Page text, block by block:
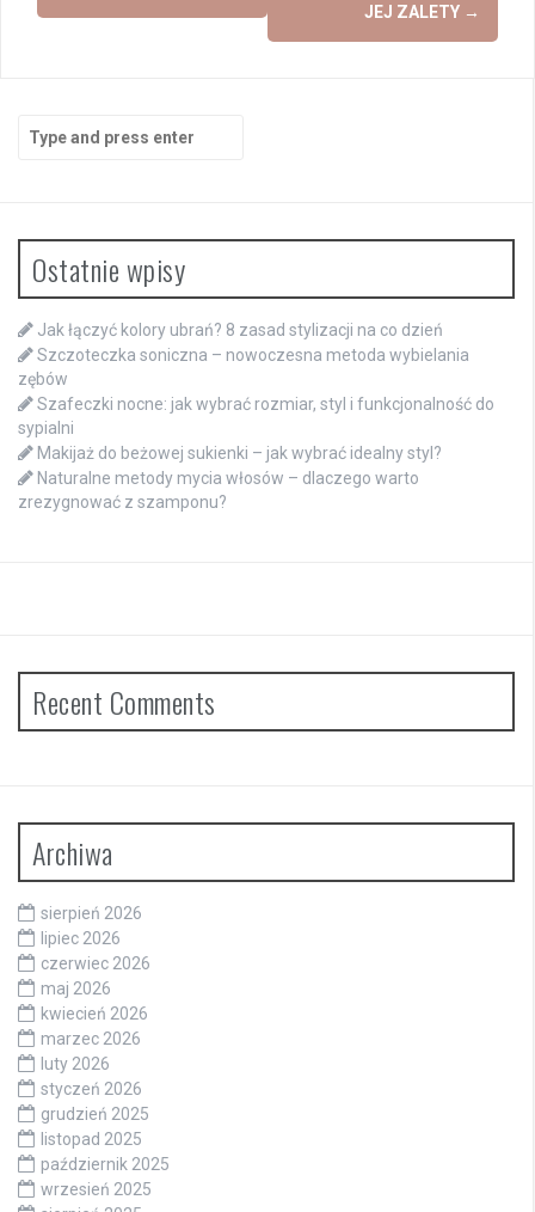
JEJ ZALETY →
for:
Ostatnie wpisy
Jak łączyć kolory ubrań? 8 zasad stylizacji na co dzień
Szczoteczka soniczna – nowoczesna metoda wybielania
zębów
Szafeczki nocne: jak wybrać rozmiar, styl i funkcjonalność do
sypialni
Makijaż do beżowej sukienki – jak wybrać idealny styl?
Naturalne metody mycia włosów – dlaczego warto
zrezygnować z szamponu?
Recent Comments
Archiwa
sierpień 2026
lipiec 2026
czerwiec 2026
maj 2026
kwiecień 2026
marzec 2026
luty 2026
styczeń 2026
grudzień 2025
listopad 2025
październik 2025
wrzesień 2025